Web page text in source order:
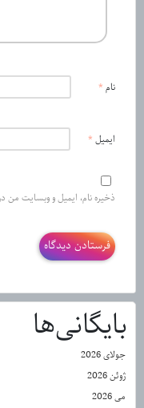
نام *
ایمیل *
ذخیره نام، ایمیل و وبسایت من
بایگانی‌ها
جولای 2026
ژوئن 2026
می 2026